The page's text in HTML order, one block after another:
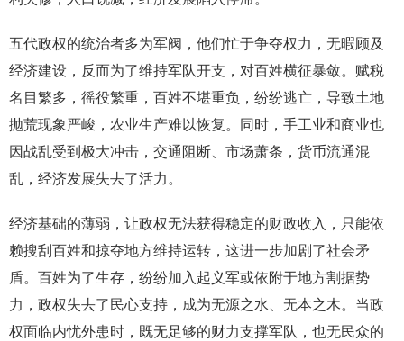
五代政权的统治者多为军阀，他们忙于争夺权力，无暇顾及
经济建设，反而为了维持军队开支，对百姓横征暴敛。赋税
名目繁多，徭役繁重，百姓不堪重负，纷纷逃亡，导致土地
抛荒现象严峻，农业生产难以恢复。同时，手工业和商业也
因战乱受到极大冲击，交通阻断、市场萧条，货币流通混
乱，经济发展失去了活力。
经济基础的薄弱，让政权无法获得稳定的财政收入，只能依
赖搜刮百姓和掠夺地方维持运转，这进一步加剧了社会矛
盾。百姓为了生存，纷纷加入起义军或依附于地方割据势
力，政权失去了民心支持，成为无源之水、无本之木。当政
权面临内忧外患时，既无足够的财力支撑军队，也无民众的